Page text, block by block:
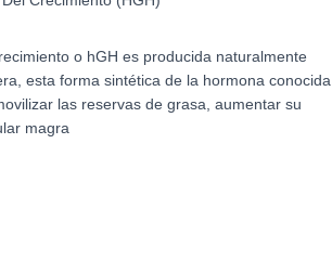
o hGH es producida naturalmente
esta forma sintética de la hormona conocida
las reservas de grasa, aumentar su
magra